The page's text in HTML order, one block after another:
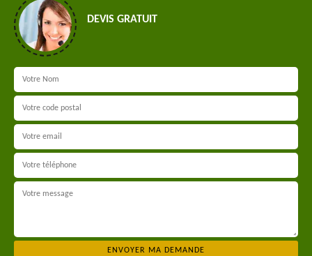
DEVIS GRATUIT